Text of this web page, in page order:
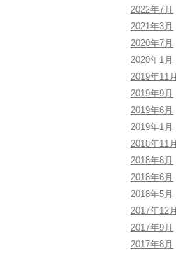
2022年7月
2021年3月
2020年7月
2020年1月
2019年11月
2019年9月
2019年6月
2019年1月
2018年11月
2018年8月
2018年6月
2018年5月
2017年12月
2017年9月
2017年8月